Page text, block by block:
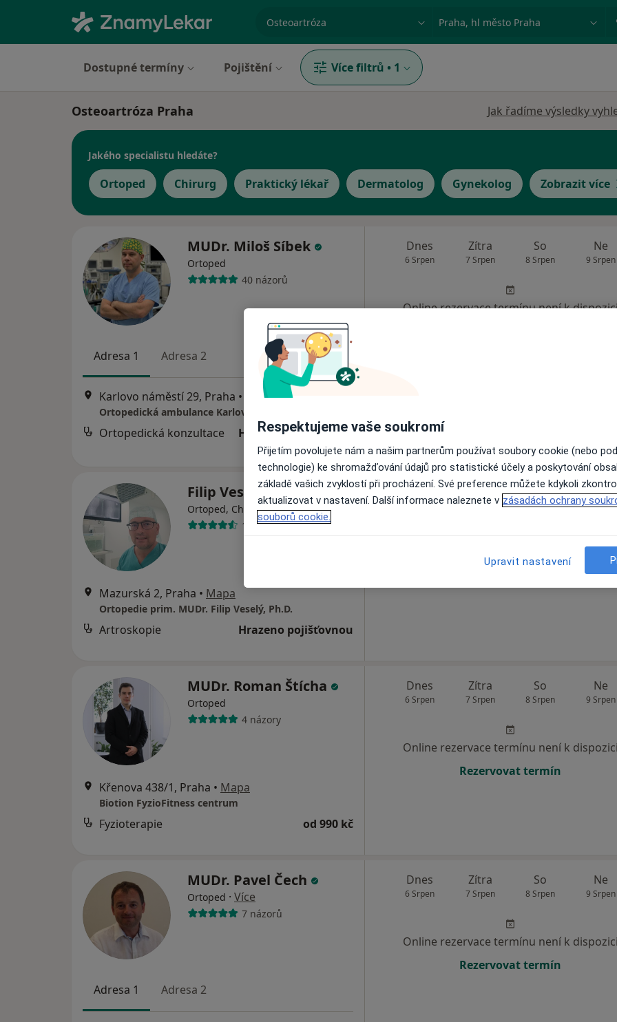
specializace, nemoc nebo příjmení Město nebo region
Dostupné termíny Pojištění Více filtrů • 1
Osteoartróza Praha Jak řadíme výsledky
Jakého specialistu hledáte?
Ortoped Chirurg Praktický lékař Dermatolog Gynekolog Zobrazit více
MUDr. Miloš Síbek
Ortoped
40 názorů
Adresa 1 Adresa 2
Karlovo náměstí 29, Praha • Mapa
Ortopedická konzultace Hrazeno pojišťovnou
Dnes
6 Srpen
Zítra
7 Srpen
So
8 Srpen
Ne
9 Srpen
Online rezervace termínu není k
Filip Veselý
Ortoped, Chirurg·Více
18 názorů
Mazurská 2, Praha • Mapa
Ortopedie prim. MUDr. Filip Veselý, Ph.D.
Artroskopie Hrazeno pojišťovnou
Dnes
6 Srpen
Zítra
7 Srpen
So
8 Srpen
Ne
9 Srpen
Online rezervace termínu není k
MUDr. Roman Štícha
Ortoped
4 názory
Křenova 438/1, Praha • Mapa
Biotion FyzioFitness centrum
Fyzioterapie od 990 kč
Dnes
6 Srpen
Zítra
7 Srpen
So
8 Srpen
Ne
9 Srpen
Online rezervace termínu není k dispozici
Rezervovat termín
MUDr. Pavel Čech
Ortoped · Více
7 názorů
Adresa 1 Adresa 2
Dnes
6 Srpen
Zítra
7 Srpen
So
8 Srpen
Ne
9 Srpen
Online rezervace termínu není k dispozici
Rezervovat termín
Respektujeme vaše soukromí
Přijetím povolujete nám a našim partnerům používat soubory cookie (nebo
technologie) ke shromažďování údajů pro statistické účely a poskytování
základě vašich zvyklostí při procházení. Své preference můžete kdykoli
aktualizovat v nastavení. Další informace naleznete v zásadách ochrany
souborů cookie.
Upravit nastavení